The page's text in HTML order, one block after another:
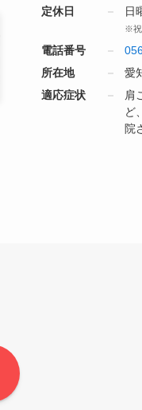
定休日
日
※祝
電話番号
所在地
愛
適応症状
肩
ど
院